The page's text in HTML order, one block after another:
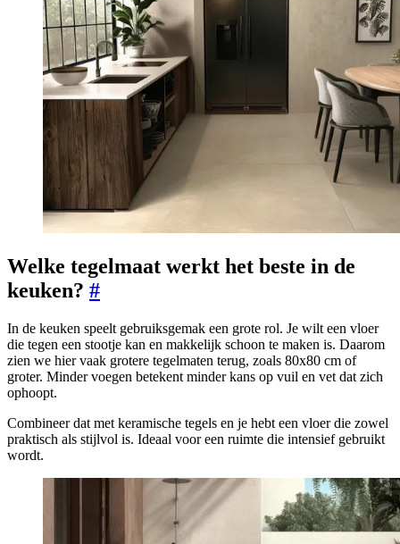
Welke tegelmaat werkt het beste in de
keuken? #
In de keuken speelt gebruiksgemak een grote rol. Je wilt een vloer
die tegen een stootje kan en makkelijk schoon te maken is. Daarom
zien we hier vaak grotere tegelmaten terug, zoals 80x80 cm of
groter. Minder voegen betekent minder kans op vuil en vet dat zich
ophoopt.
Combineer dat met keramische tegels en je hebt een vloer die zowel
praktisch als stijlvol is. Ideaal voor een ruimte die intensief gebruikt
wordt.